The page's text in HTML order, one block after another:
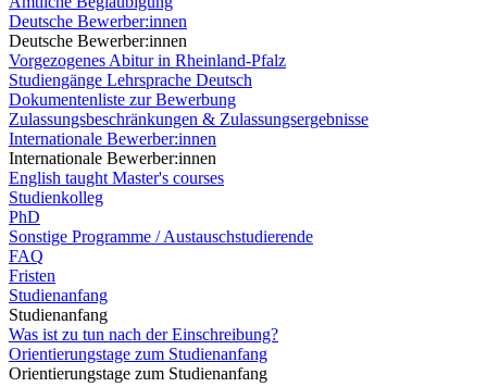
Deutsche Bewerber:innen
Deutsche Bewerber:innen
Vorgezogenes Abitur in Rheinland-Pfalz
Studiengänge Lehrsprache Deutsch
Dokumentenliste zur Bewerbung
Zulassungsbeschränkungen & Zulassungsergebnisse
Internationale Bewerber:innen
Internationale Bewerber:innen
English taught Master's courses
Studienkolleg
PhD
Sonstige Programme / Austauschstudierende
FAQ
Fristen
Studienanfang
Studienanfang
Was ist zu tun nach der Einschreibung?
Orientierungstage zum Studienanfang
Orientierungstage zum Studienanfang